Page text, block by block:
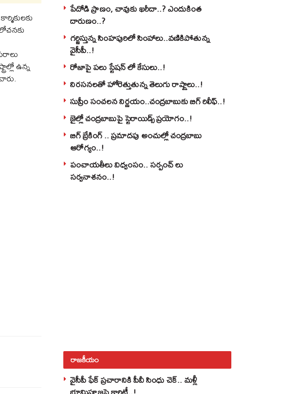
ఉన్న
పేదోడి ప్రాణం, చావుకు ఖరీదా..? ఎందుకింత
దారుణం..?
గర్జిస్తున్న సింహపురిలో సింహాలు..వణికిపోతున్న
వైసీపీ..!
రోజాపై పలు స్టేషన్ లో కేసులు..!
నిరసనలతో హోరెత్తుతున్న తెలుగు రాష్ట్రాలు..!
సుప్రీం సంచలన నిర్ణయం..చంద్రబాబుకు బిగ్ రిలీఫ్..!
జైల్లో చంద్రబాబుపై స్టెరాయిడ్స్ ప్రయోగం..!
బిగ్ బ్రేకింగ్ .. ప్రమాదపు అంచుల్లో చంద్రబాబు
ఆరోగ్యం..!
పంచాయతీలు విధ్వంసం.. సర్పంచ్ లు
సర్వనాశనం..!
రాజకీయం
వైసీపీ ఫేక్ ప్రచారానికి పీవీ సింధు చెక్.. మళ్లీ